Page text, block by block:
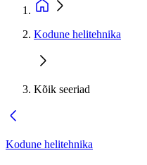
Kodune helitehnika
Kõik seeriad
Kodune helitehnika